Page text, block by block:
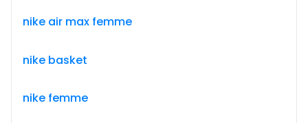
nike air max femme
nike basket
nike femme